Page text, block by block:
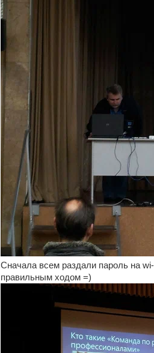
Сначала всем раздали пароль на
правильным ходом =)